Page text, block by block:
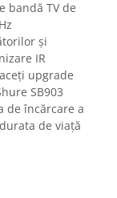
bandă TV de
și
IR
upgrade
SB903
de încărcare a
de viață